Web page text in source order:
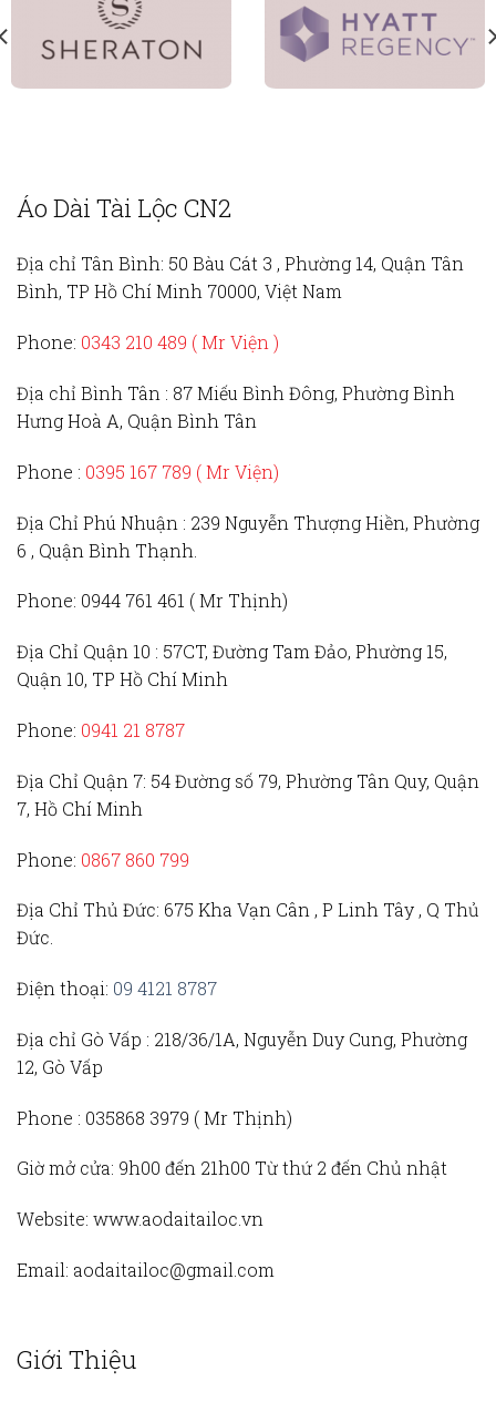
Áo Dài Tài Lộc CN2
Địa chỉ Tân Bình: 50 Bàu Cát 3 , Phường 14, Quận Tân
Bình, TP Hồ Chí Minh 70000, Việt Nam
Phone: 0343 210 489 ( Mr Viện )
Địa chỉ Bình Tân : 87 Miếu Bình Đông, Phường Bình
Hưng Hoà A, Quận Bình Tân
Phone : 0395 167 789 ( Mr Viện)
Địa Chỉ Phú Nhuận : 239 Nguyễn Thượng Hiền, Phường
6 , Quận Bình Thạnh.
Phone: 0944 761 461 ( Mr Thịnh)
Địa Chỉ Quận 10 : 57CT, Đường Tam Đảo, Phường 15,
Quận 10, TP Hồ Chí Minh
Phone: 0941 21 8787
Địa Chỉ Quận 7: 54 Đường số 79, Phường Tân Quy, Quận
7, Hồ Chí Minh
Phone: 0867 860 799
Địa Chỉ Thủ Đức: 675 Kha Vạn Cân , P Linh Tây , Q Thủ
Đức.
Điện thoại: 09 4121 8787
Địa chỉ Gò Vấp : 218/36/1A, Nguyễn Duy Cung, Phường
12, Gò Vấp
Phone : 035868 3979 (Mr Thịnh)
Giờ mở cửa: 9h00 đến 21h00 Từ thứ 2 đến Chủ nhật
Website: www.aodaitailoc.vn
Email: aodaitailoc@gmail.com
Giới Thiệu